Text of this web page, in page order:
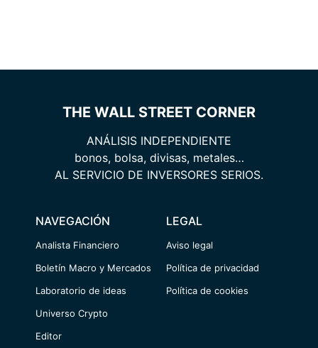
THE WALL STREET CORNER
ANÁLISIS INDEPENDIENTE
bonos, bolsa, divisas, metales…
AL SERVICIO DE INVERSORES SERIOS.
NAVEGACIÓN
Analista Financiero
Boletín Macro y Mercados
Laboratorio de ideas
Universo Crypto
Editor
LEGAL
Aviso legal
Política de privacidad
Política de cookies